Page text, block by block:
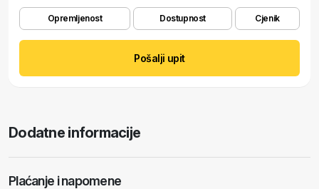
Opremljenost Dostupnost Cjenik
Pošalji upit
Dodatne informacije
Plaćanje i napomene